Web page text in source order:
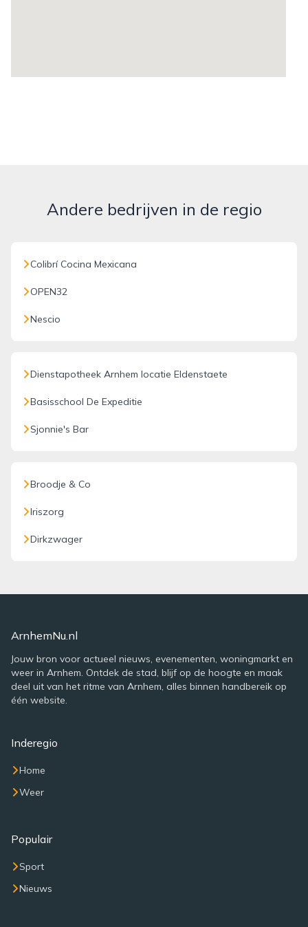
Andere bedrijven in de regio
Colibrí Cocina Mexicana
OPEN32
Nescio
Dienstapotheek Arnhem locatie Eldenstaete
Basisschool De Expeditie
Sjonnie's Bar
Broodje & Co
Iriszorg
Dirkzwager
ArnhemNu.nl
Jouw bron voor actueel nieuws, evenementen, woningmarkt en
weer in Arnhem. Ontdek de stad, blijf op de hoogte en maak
deel uit van het ritme van Arnhem, alles binnen handbereik op
één website.
Inderegio
Home
Weer
Populair
Sport
Nieuws